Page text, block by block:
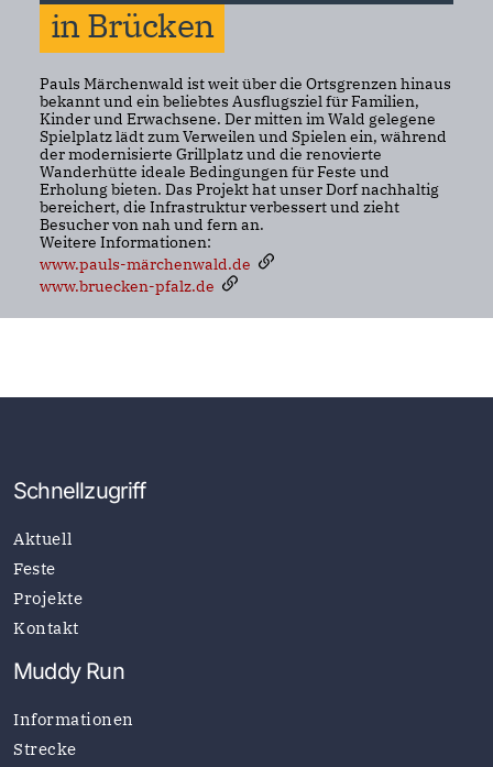
in Brücken
Pauls Märchenwald ist weit über die Ortsgrenzen hinaus
bekannt und ein beliebtes Ausflugsziel für Familien,
Kinder und Erwachsene. Der mitten im Wald gelegene
Spielplatz lädt zum Verweilen und Spielen ein, während
der modernisierte Grillplatz und die renovierte
Wanderhütte ideale Bedingungen für Feste und
Erholung bieten. Das Projekt hat unser Dorf nachhaltig
bereichert, die Infrastruktur verbessert und zieht
Besucher von nah und fern an.
Weitere Informationen:
www.pauls-märchenwald.de
www.bruecken-pfalz.de
Schnellzugriff
Aktuell
Feste
Projekte
Kontakt
Muddy Run
Informationen
Strecke